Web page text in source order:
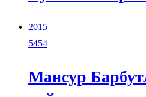
2015
5454
Мансур